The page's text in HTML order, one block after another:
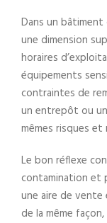
Dans un
une dimension
horaires
équipements
contraintes de
un entrepôt ou
mêmes risques
Le bon réflexe
contamination et
une aire de
de la même